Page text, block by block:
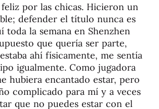
por las chicas. Hicieron un
defender el título nunca es
toda la semana en Shenzhen
que quería ser parte,
ahí físicamente, me sentía
igualmente. Como jugadora
hubiera encantado estar, pero
complicado para mí y a veces
que no puedes estar con el